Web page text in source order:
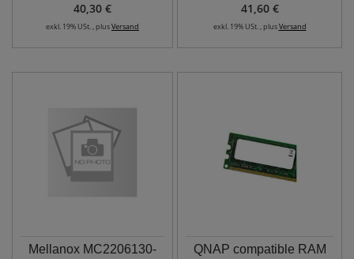
40,30 €
exkl. 19% USt. , plusVersand
41,60 €
exkl. 19% USt. , plusVersand
Mellanox MC2206130-
QNAP compatible RAM